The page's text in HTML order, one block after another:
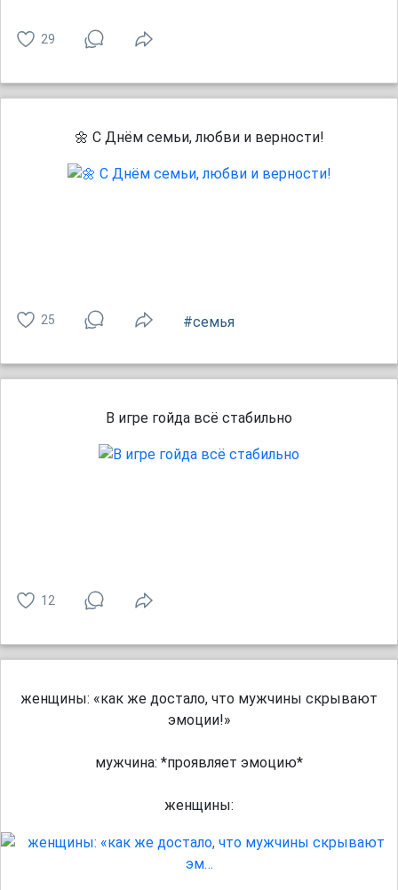
29
🌼 С Днём семьи, любви и верности!
25 #семья
В игре гойда всё стабильно
12
женщины: «как же достало, что мужчины скрывают
эмоции!»
мужчина: *проявляет эмоцию*
женщины: